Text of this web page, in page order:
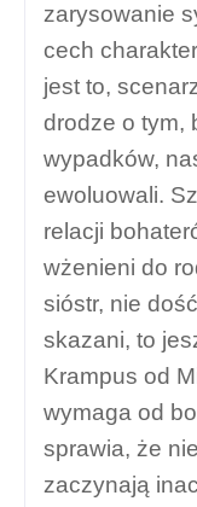
zarysowanie
cech
jest to,
drodze o tym,
wypadków,
ewoluowali.
relacji
wżenieni do
sióstr, nie
skazani, to
Krampus od
wymaga od
sprawia, że
zaczynają